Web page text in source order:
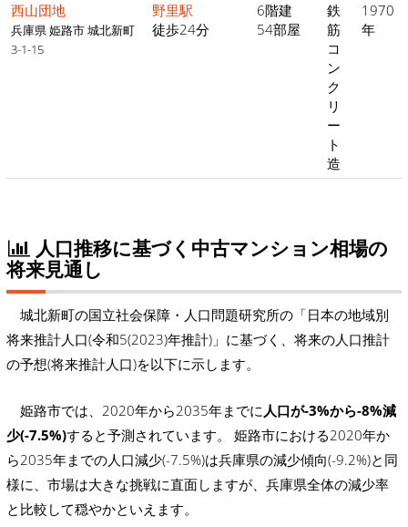
西山団地
兵庫県 姫路市 城北新町
3-1-15
野里駅
徒歩24分
6階建
54部屋
鉄
筋
コ
ン
ク
リ
ー
ト
造
1970
年
人口推移に基づく中古マンション相場の
将来見通し
城北新町の国立社会保障・人口問題研究所の「日本の地域別
将来推計人口(令和5(2023)年推計)」に基づく、将来の人口推計
の予想(将来推計人口)を以下に示します。
姫路市では、2020年から2035年までに 人口が-3%から-8%減
少(-7.5%)すると予測されています。 姫路市における2020年か
ら2035年までの人口減少(-7.5%)は兵庫県の減少傾向(-9.2%)と同
様に、市場は大きな挑戦に直面しますが、兵庫県全体の減少率
と比較して穏やかといえます。